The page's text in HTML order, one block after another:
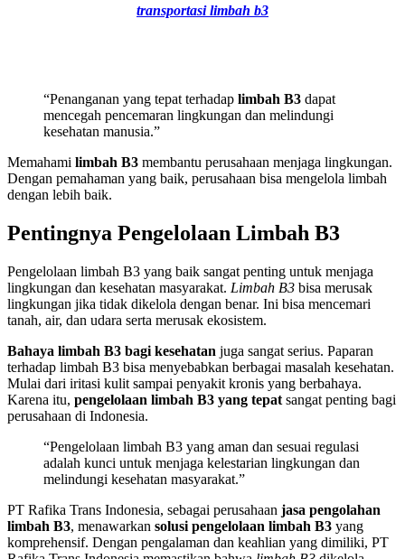
transportasi limbah b3
“Penanganan yang tepat terhadap limbah B3 dapat
mencegah pencemaran lingkungan dan melindungi
kesehatan manusia.”
Memahami limbah B3 membantu perusahaan menjaga lingkungan.
Dengan pemahaman yang baik, perusahaan bisa mengelola limbah
dengan lebih baik.
Pentingnya Pengelolaan Limbah B3
Pengelolaan limbah B3 yang baik sangat penting untuk menjaga
lingkungan dan kesehatan masyarakat. Limbah B3 bisa merusak
lingkungan jika tidak dikelola dengan benar. Ini bisa mencemari
tanah, air, dan udara serta merusak ekosistem.
Bahaya limbah B3 bagi kesehatan juga sangat serius. Paparan
terhadap limbah B3 bisa menyebabkan berbagai masalah kesehatan.
Mulai dari iritasi kulit sampai penyakit kronis yang berbahaya.
Karena itu, pengelolaan limbah B3 yang tepat sangat penting bagi
perusahaan di Indonesia.
“Pengelolaan limbah B3 yang aman dan sesuai regulasi
adalah kunci untuk menjaga kelestarian lingkungan dan
melindungi kesehatan masyarakat.”
PT Rafika Trans Indonesia, sebagai perusahaan jasa pengolahan
limbah B3, menawarkan solusi pengelolaan limbah B3 yang
komprehensif. Dengan pengalaman dan keahlian yang dimiliki, PT